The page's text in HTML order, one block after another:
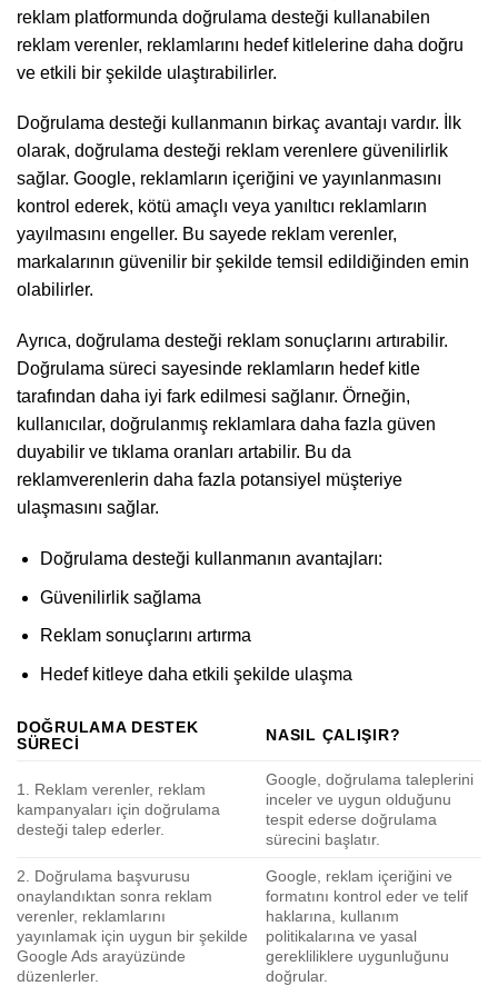
reklam platformunda doğrulama desteği kullanabilen
reklam verenler, reklamlarını hedef kitlelerine daha doğru
ve etkili bir şekilde ulaştırabilirler.
Doğrulama desteği kullanmanın birkaç avantajı vardır. İlk
olarak, doğrulama desteği reklam verenlere güvenilirlik
sağlar. Google, reklamların içeriğini ve yayınlanmasını
kontrol ederek, kötü amaçlı veya yanıltıcı reklamların
yayılmasını engeller. Bu sayede reklam verenler,
markalarının güvenilir bir şekilde temsil edildiğinden emin
olabilirler.
Ayrıca, doğrulama desteği reklam sonuçlarını artırabilir.
Doğrulama süreci sayesinde reklamların hedef kitle
tarafından daha iyi fark edilmesi sağlanır. Örneğin,
kullanıcılar, doğrulanmış reklamlara daha fazla güven
duyabilir ve tıklama oranları artabilir. Bu da
reklamverenlerin daha fazla potansiyel müşteriye
ulaşmasını sağlar.
Doğrulama desteği kullanmanın avantajları:
Güvenilirlik sağlama
Reklam sonuçlarını artırma
Hedef kitleye daha etkili şekilde ulaşma
DOĞRULAMA DESTEK
SÜRECI
NASIL ÇALIŞIR?
1. Reklam verenler, reklam
kampanyaları için doğrulama
desteği talep ederler.
Google, doğrulama taleplerini
inceler ve uygun olduğunu
tespit ederse doğrulama
sürecini başlatır.
2. Doğrulama başvurusu
onaylandıktan sonra reklam
verenler, reklamlarını
yayınlamak için uygun bir şekilde
Google Ads arayüzünde
düzenlerler.
Google, reklam içeriğini ve
formatını kontrol eder ve telif
haklarına, kullanım
politikalarına ve yasal
gerekliliklere uygunluğunu
doğrular.